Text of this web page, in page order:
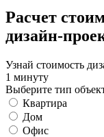
Расчет
дизайн-
Узнай стоимость
1 минуту
Выберите тип
Квартира
Дом
Офис